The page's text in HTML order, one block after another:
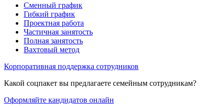
Сменный график
Гибкий график
Проектная работа
Частичная занятость
Полная занятость
Вахтовый метод
Корпоративная поддержка сотрудников
Какой соцпакет вы предлагаете семейным сотрудникам?
Оформляйте кандидатов онлайн